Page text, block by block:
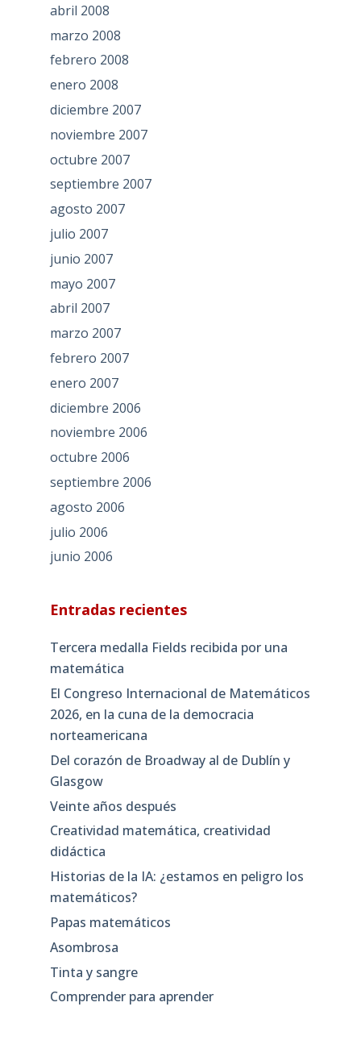
abril 2008
marzo 2008
febrero 2008
enero 2008
diciembre 2007
noviembre 2007
octubre 2007
septiembre 2007
agosto 2007
julio 2007
junio 2007
mayo 2007
abril 2007
marzo 2007
febrero 2007
enero 2007
diciembre 2006
noviembre 2006
octubre 2006
septiembre 2006
agosto 2006
julio 2006
junio 2006
Entradas recientes
Tercera medalla Fields recibida por una
matemática
El Congreso Internacional de Matemáticos
2026, en la cuna de la democracia
norteamericana
Del corazón de Broadway al de Dublín y
Glasgow
Veinte años después
Creatividad matemática, creatividad
didáctica
Historias de la IA: ¿estamos en peligro los
matemáticos?
Papas matemáticos
Asombrosa
Tinta y sangre
Comprender para aprender